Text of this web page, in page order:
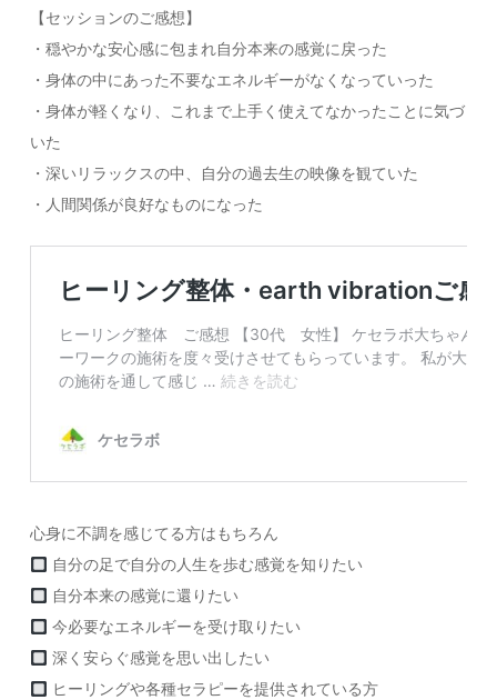
【セッションのご感想】
・穏やかな安心感に包まれ自分本来の感覚に戻った
・身体の中にあった不要なエネルギーがなくなっていった
・身体が軽くなり、これまで上手く使えてなかったことに気づ
いた
・深いリラックスの中、自分の過去生の映像を観ていた
・人間関係が良好なものになった
心身に不調を感じてる方はもちろん
自分の足で自分の人生を歩む感覚を知りたい
自分本来の感覚に還りたい
今必要なエネルギーを受け取りたい
深く安らぐ感覚を思い出したい
ヒーリングや各種セラピーを提供されている方